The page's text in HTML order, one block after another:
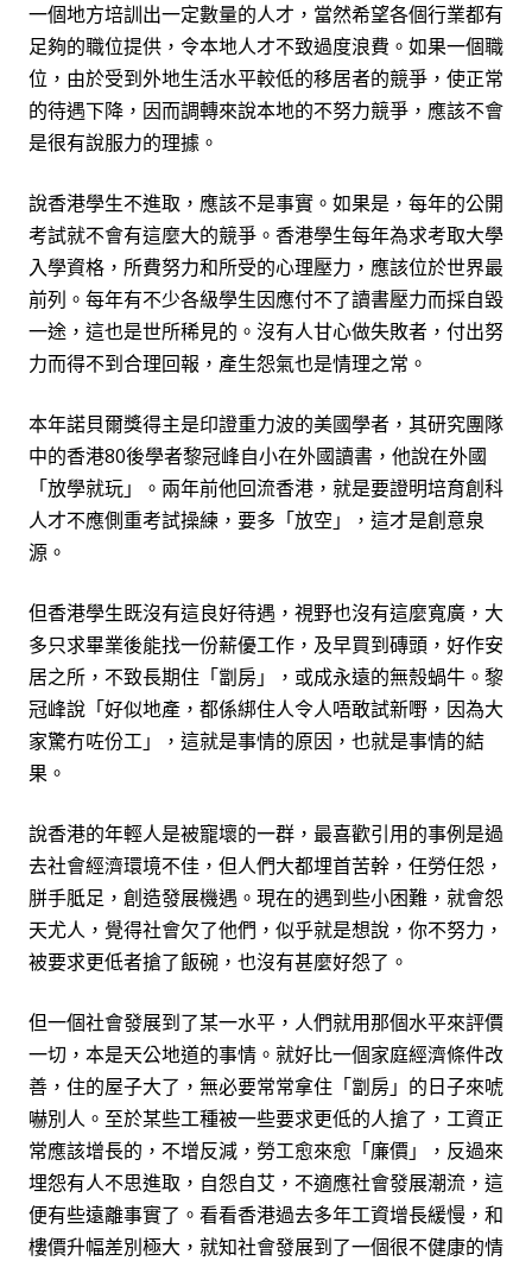
一個地方培訓出一定數量的人才，當然希望各個行業都有
足夠的職位提供，令本地人才不致過度浪費。如果一個職
位，由於受到外地生活水平較低的移居者的競爭，使正常
的待遇下降，因而調轉來說本地的不努力競爭，應該不會
是很有說服力的理據。
說香港學生不進取，應該不是事實。如果是，每年的公開
考試就不會有這麼大的競爭。香港學生每年為求考取大學
入學資格，所費努力和所受的心理壓力，應該位於世界最
前列。每年有不少各級學生因應付不了讀書壓力而採自毀
一途，這也是世所稀見的。沒有人甘心做失敗者，付出努
力而得不到合理回報，產生怨氣也是情理之常。
本年諾貝爾獎得主是印證重力波的美國學者，其研究團隊
中的香港80後學者黎冠峰自小在外國讀書，他說在外國
「放學就玩」。兩年前他回流香港，就是要證明培育創科
人才不應側重考試操練，要多「放空」，這才是創意泉
源。
但香港學生既沒有這良好待遇，視野也沒有這麼寬廣，大
多只求畢業後能找一份薪優工作，及早買到磚頭，好作安
居之所，不致長期住「劏房」，或成永遠的無殼蝸牛。黎
冠峰說「好似地產，都係綁住人令人唔敢試新嘢，因為大
家驚冇咗份工」，這就是事情的原因，也就是事情的結
果。
說香港的年輕人是被寵壞的一群，最喜歡引用的事例是過
去社會經濟環境不佳，但人們大都埋首苦幹，任勞任怨，
胼手胝足，創造發展機遇。現在的遇到些小困難，就會怨
天尤人，覺得社會欠了他們，似乎就是想說，你不努力，
被要求更低者搶了飯碗，也沒有甚麼好怨了。
但一個社會發展到了某一水平，人們就用那個水平來評價
一切，本是天公地道的事情。就好比一個家庭經濟條件改
善，住的屋子大了，無必要常常拿住「劏房」的日子來唬
嚇別人。至於某些工種被一些要求更低的人搶了，工資正
常應該增長的，不增反減，勞工愈來愈「廉價」，反過來
埋怨有人不思進取，自怨自艾，不適應社會發展潮流，這
便有些遠離事實了。看看香港過去多年工資增長緩慢，和
樓價升幅差別極大，就知社會發展到了一個很不健康的情